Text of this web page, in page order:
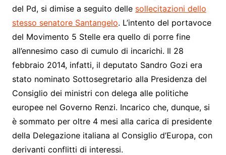
del Pd, si dimise a seguito delle sollecitazioni dello
stesso senatore Santangelo. L’intento del portavoce
del Movimento 5 Stelle era quello di porre fine
all’ennesimo caso di cumulo di incarichi. Il 28
febbraio 2014, infatti, il deputato Sandro Gozi era
stato nominato Sottosegretario alla Presidenza del
Consiglio dei ministri con delega alle politiche
europee nel Governo Renzi. Incarico che, dunque, si
è sommato per oltre 4 mesi alla carica di presidente
della Delegazione italiana al Consiglio d’Europa, con
derivanti conflitti di interessi.